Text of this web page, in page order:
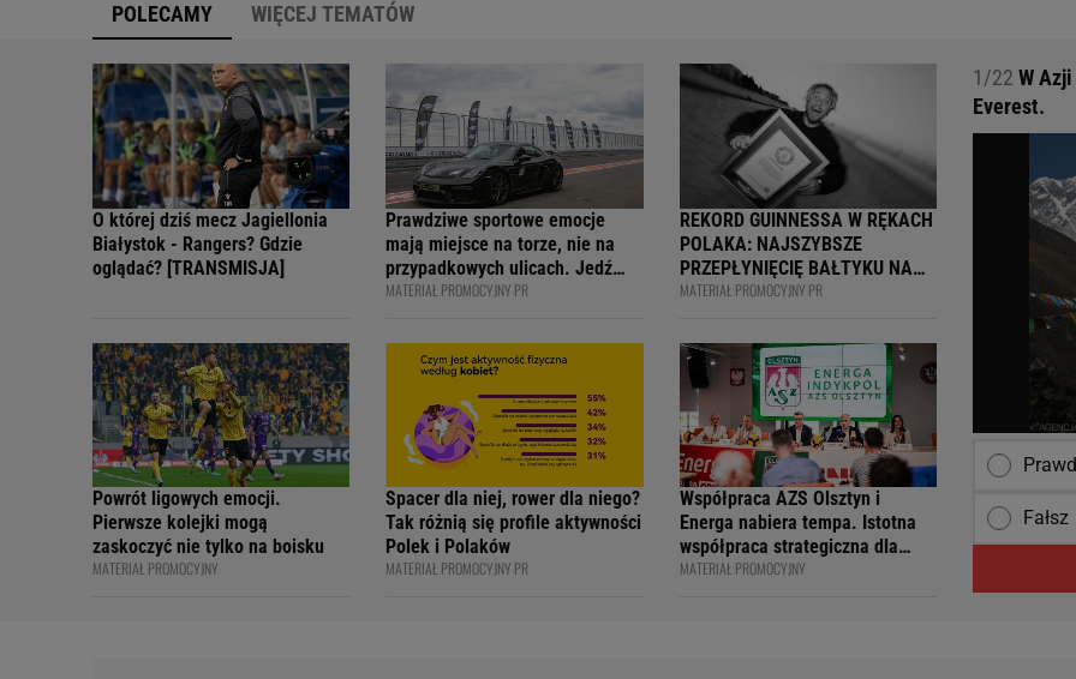
POLECAMY WIĘCEJ TEMATÓW
O której dziś mecz Jagiellonia
Białystok - Rangers? Gdzie
oglądać? [TRANSMISJA]
Prawdziwe sportowe emocje
mają miejsce na torze, nie na
przypadkowych ulicach. Jedź
bezpiecznie - apelują
internetowi twórcy na 4F Racing
Academy
MATERIAŁ PROMOCYJNY PR
REKORD GUINNESSA W RĘKACH
POLAKA: NAJSZYBSZE
PRZEPŁYNIĘCIĘ BAŁTYKU NA
DESCE WINDSURFINGOWEJ -
KSIĘGI
MATERIAŁ PROMOCYJNY PR
Powrót ligowych emocji.
Pierwsze kolejki mogą
zaskoczyć nie tylko na boisku
MATERIAŁ PROMOCYJNY
Spacer dla niej, rower dla niego?
Tak różnią się profile aktywności
Polek i Polaków
MATERIAŁ PROMOCYJNY PR
Współpraca AZS Olsztyn i
Energa nabiera tempa. Istotna
współpraca strategiczna dla
siatkarskiego klubu i marki
MATERIAŁ PROMOCYJNY
1/22 W
Everest.
Fałsz